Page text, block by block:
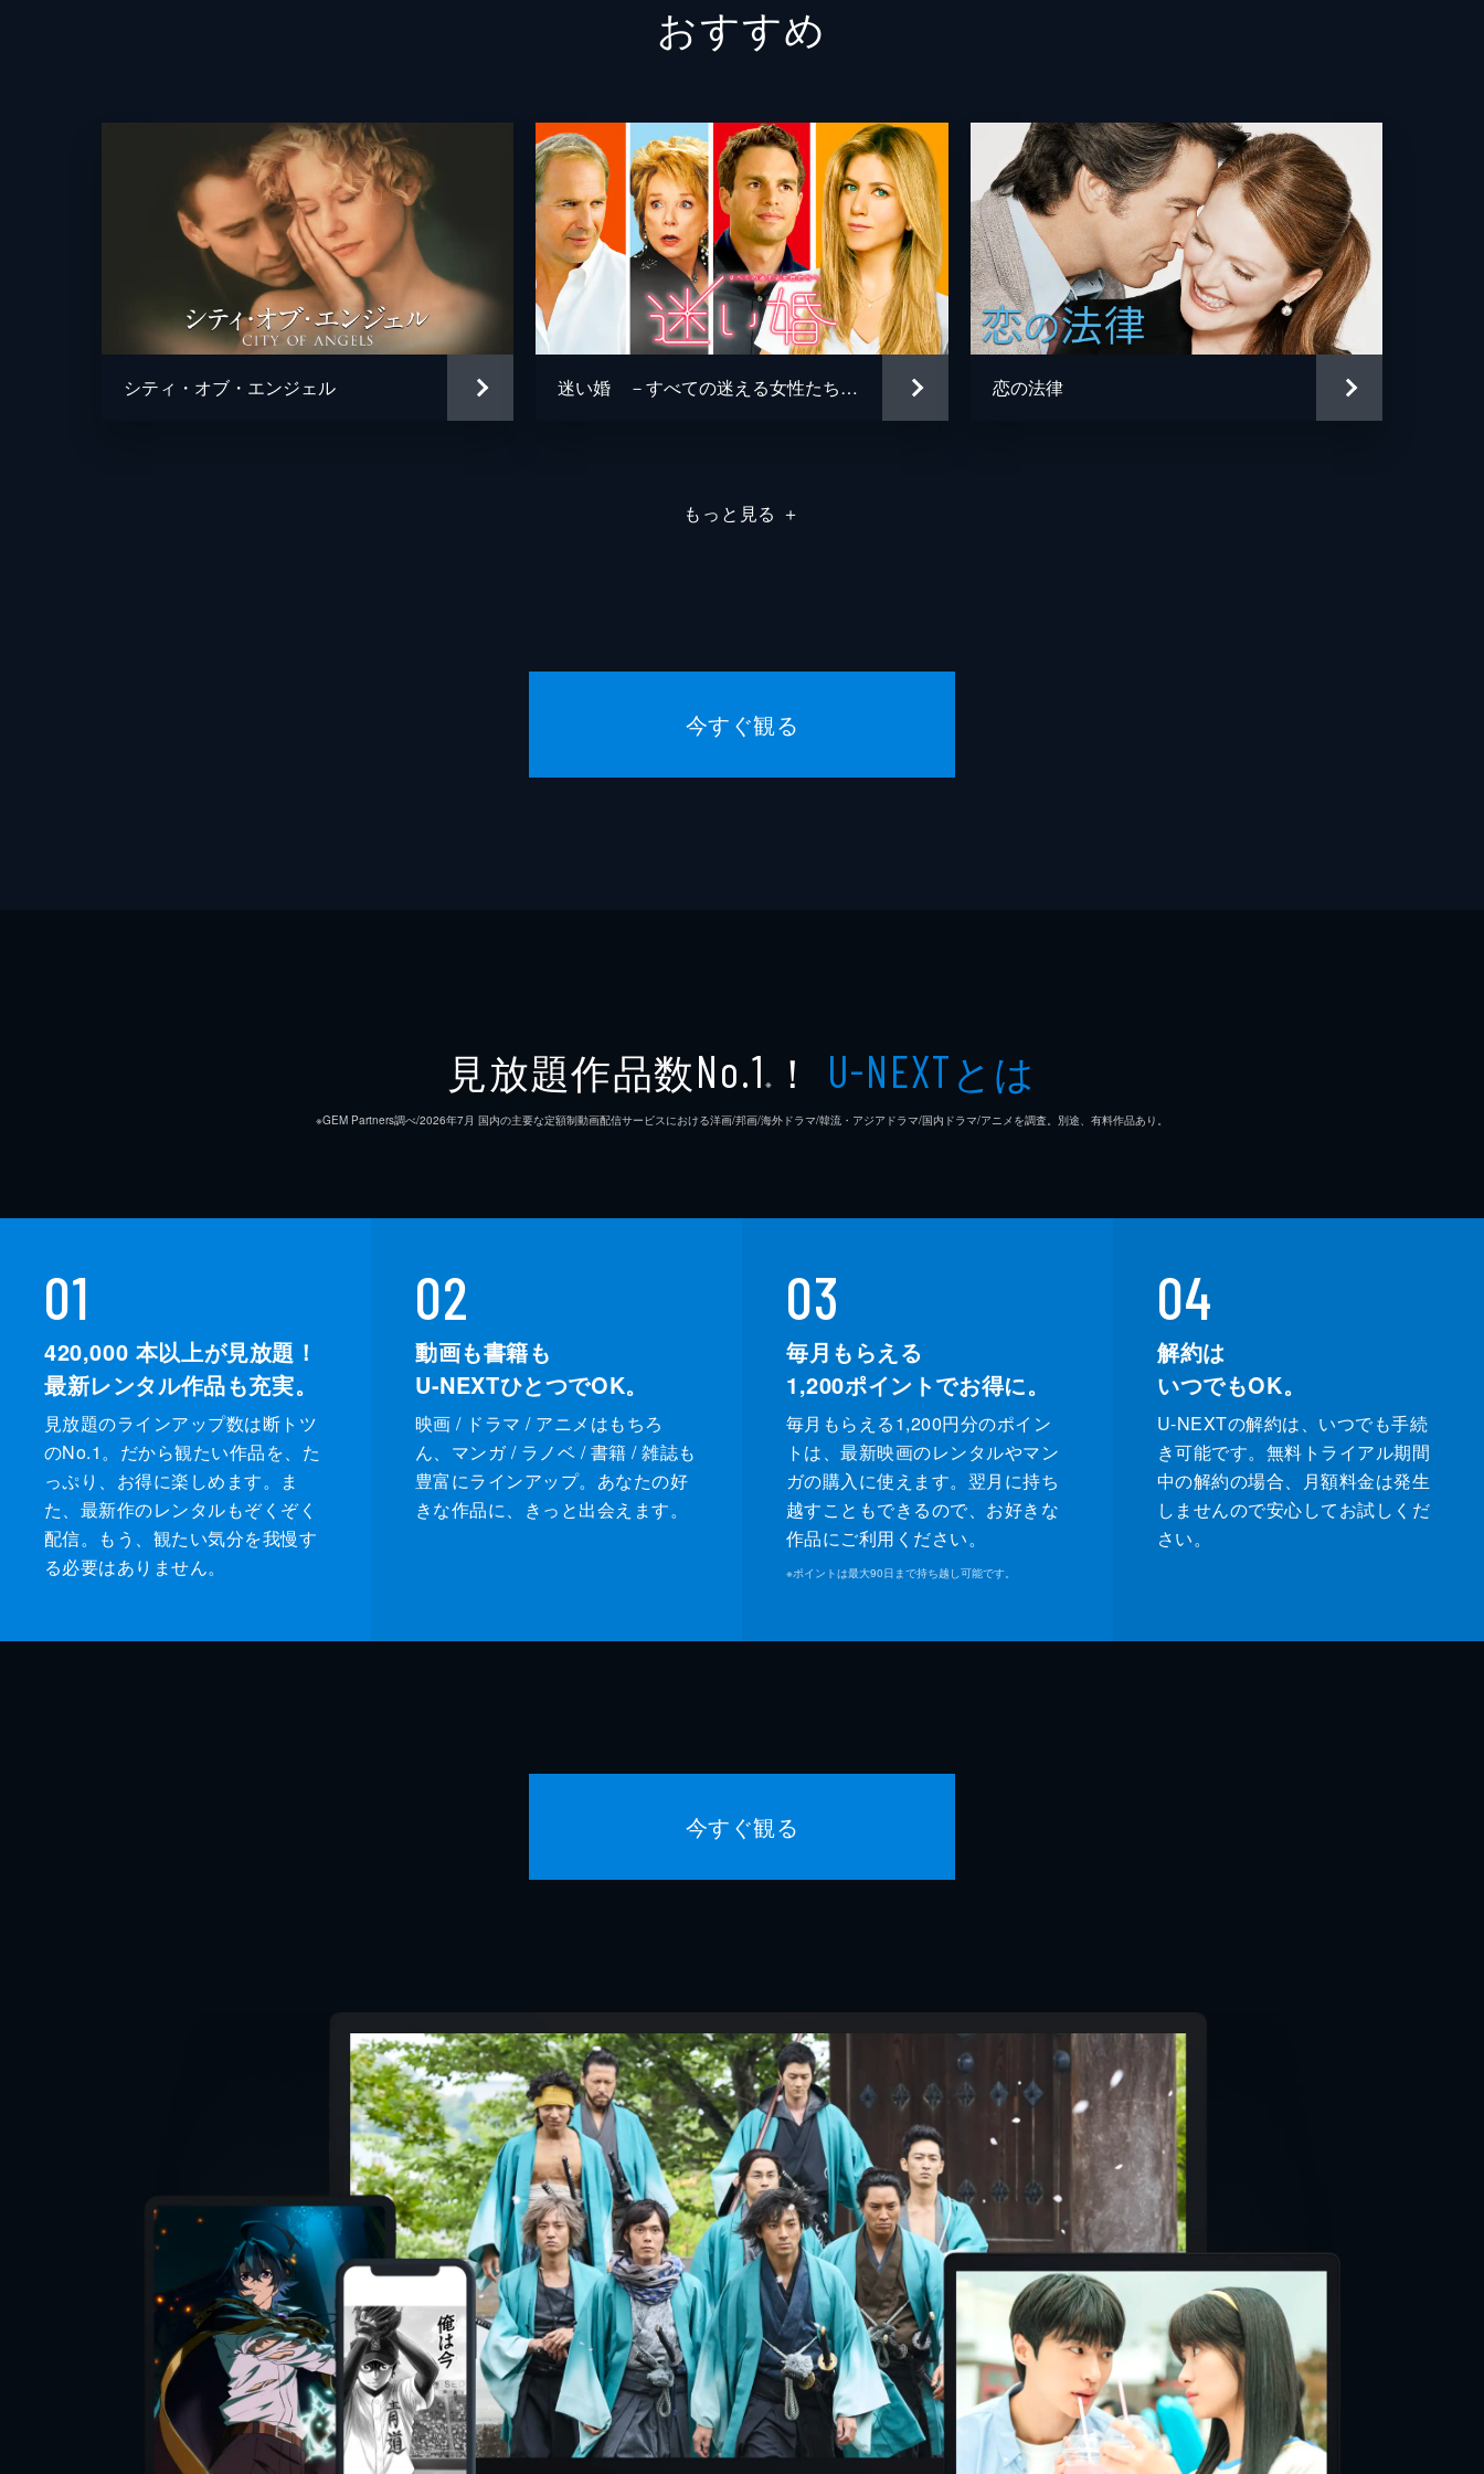
おすすめ
シティ・オブ・エンジェル 迷い婚 －すべての迷える女性たちへ－ 恋の法律
もっと見る ＋
今すぐ観る
見放題作品数No.1 ※ ！ U-NEXTとは
※GEM Partners調べ/2026年7⽉ 国内の主要な定額制動画配信サービスにおける洋画/邦画/海外ドラマ/韓流・アジアドラマ/国内ドラマ/アニメを調査。別途、有料作品あり。
01
420,000 本以上が見放題！
最新レンタル作品も充実。
見放題のラインアップ数は断トツ
のNo.1。だから観たい作品を、た
っぷり、お得に楽しめます。ま
た、最新作のレンタルもぞくぞく
配信。もう、観たい気分を我慢す
る必要はありません。
02
動画も書籍も
U-NEXTひとつでOK。
映画 / ドラマ / アニメはもちろ
ん、マンガ / ラノベ / 書籍 / 雑誌も
豊富にラインアップ。あなたの好
きな作品に、きっと出会えます。
03
毎月もらえる
1,200ポイントでお得に。
毎月もらえる1,200円分のポイン
トは、最新映画のレンタルやマン
ガの購入に使えます。翌月に持ち
越すこともできるので、お好きな
作品にご利用ください。
※ポイントは最大90日まで持ち越し可能です。
04
解約は
いつでもOK。
U-NEXTの解約は、いつでも手続
き可能です。無料トライアル期間
中の解約の場合、月額料金は発生
しませんので安心してお試しくだ
さい。
今すぐ観る